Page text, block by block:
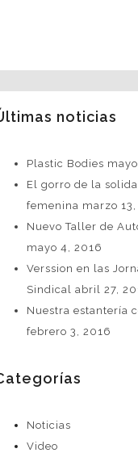
noticias
Plastic Bodies
El gorro de la
femenina marzo
Nuevo Taller de
mayo 4, 2016
Verssion en las
Sindical
abril 27,
Nuestra estantería
febrero 3, 2016
Noticias
Video